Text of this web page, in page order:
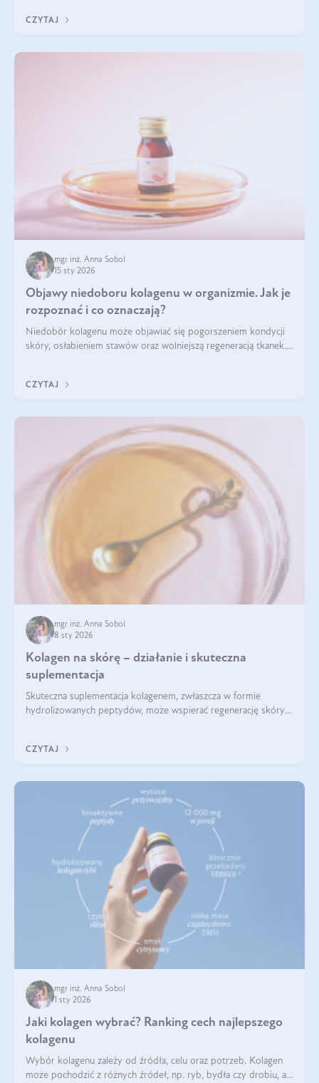
CZYTAJ
mgr inż. Anna Sobol
15 sty 2026
Objawy niedoboru kolagenu w organizmie. Jak je
rozpoznać i co oznaczają?
Niedobór kolagenu może objawiać się pogorszeniem kondycji
skóry, osłabieniem stawów oraz wolniejszą regeneracją tkanek.
osłabienie włosów.
CZYTAJ
mgr inż. Anna Sobol
8 sty 2026
Kolagen na skórę – działanie i skuteczna
suplementacja
Skuteczna suplementacja kolagenem, zwłaszcza w formie
hydrolizowanych peptydów, może wspierać regenerację skóry i
CZYTAJ
mgr inż. Anna Sobol
1 sty 2026
Jaki kolagen wybrać? Ranking cech najlepszego
kolagenu
Wybór kolagenu zależy od źródła, celu oraz potrzeb. Kolagen
może pochodzić z różnych źródeł, np. ryb, bydła czy drobiu, a